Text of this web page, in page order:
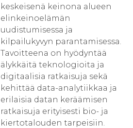
keskeisenä keinona alueen
elinkeinoelämän
uudistumisessa ja
kilpailukyvyn parantamisessa.
Tavoitteena on hyödyntää
älykkäitä teknologioita ja
digitaalisia ratkaisuja sekä
kehittää data-analytiikkaa ja
erilaisia datan keräämisen
ratkaisuja erityisesti bio- ja
kiertotalouden tarpeisiin.